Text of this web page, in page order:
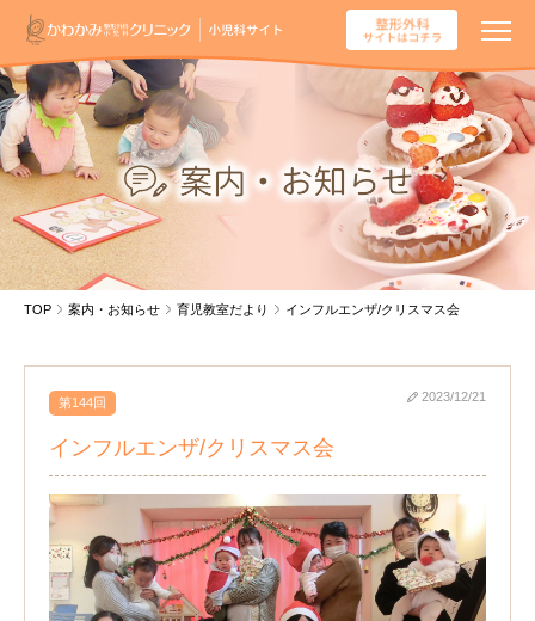
TOP 案内・お知らせ 育児教室だより インフルエンザ/クリスマス会
第144回
インフルエンザ/クリスマス会
2023/12/21